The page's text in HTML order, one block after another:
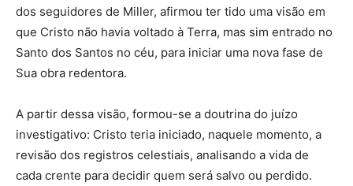
dos seguidores de Miller, afirmou ter tido uma visão em
que Cristo não havia voltado à Terra, mas sim entrado no
Santo dos Santos no céu, para iniciar uma nova fase de
Sua obra redentora.
A partir dessa visão, formou-se a doutrina do juízo
investigativo: Cristo teria iniciado, naquele momento, a
revisão dos registros celestiais, analisando a vida de
cada crente para decidir quem será salvo ou perdido.